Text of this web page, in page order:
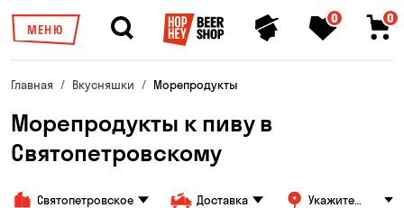
МЕНЮ
0 0
Главная Вкусняшки Морепродукты
Морепродукты к пиву в
Святопетровскому
Святопетровское Доставка
Укажите